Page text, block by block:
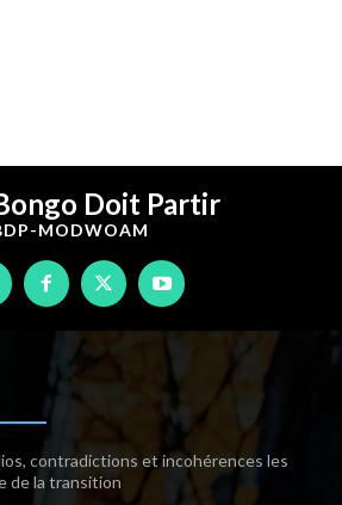
Doit Partir
MODWOAM
contradictions et incohérences les
de la transition